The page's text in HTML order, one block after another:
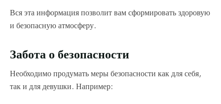
Вся эта информация позволит вам сформировать здоровую
и безопасную атмосферу.
Забота о безопасности
Необходимо продумать меры безопасности как для себя,
так и для девушки. Например: